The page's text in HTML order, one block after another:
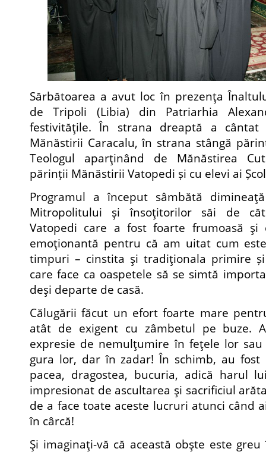
Sărbătoarea a avut loc în prezenţa
de Tripoli (Libia) din Patriarhia
festivităţile. În strana dreaptă a
Mănăstirii Caracalu, în strana stângă
Teologul aparţinând de Mănăstirea
părinții Mănăstirii Vatopedi și cu elevi ai
Programul a început sâmbătă
Mitropolitului şi însoţitorilor săi de
Vatopedi care a fost foarte frumoasă şi
emoţionantă pentru că am uitat cum
timpuri – cinstita şi tradiţionala primire
care face ca oaspetele să se simtă
deşi departe de casă.
Călugării făcut un efort foarte mare
atât de exigent cu zâmbetul pe buze.
expresie de nemulţumire în feţele lor
gura lor, dar în zadar! În schimb, au
pacea, dragostea, bucuria, adică harul
impresionat de ascultarea şi sacrificiul
de a face toate aceste lucruri atunci când
în cârcă!
Şi imaginaţi-vă că această obşte este